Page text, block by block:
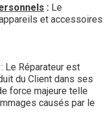
: Le
et accessoires
: Le Réparateur est
du Client dans ses
force majeure telle
causés par le